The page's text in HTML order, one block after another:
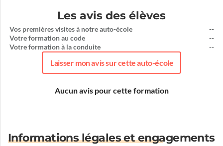
Les avis des élèves
Vos premières visites à notre auto-école
Votre formation au code
Votre formation à la conduite
--
--
--
Laisser mon avis sur cette auto-école
Aucun avis pour cette formation
Informations légales et engagements